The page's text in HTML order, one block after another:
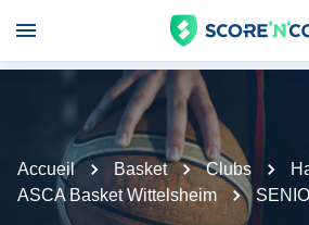
Accueil Basket Clubs
ASCA Basket Wittelsheim